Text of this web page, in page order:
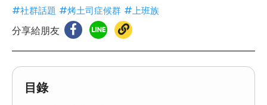
#社群話題 #烤土司症候群 #上班族
分享給朋友
目錄